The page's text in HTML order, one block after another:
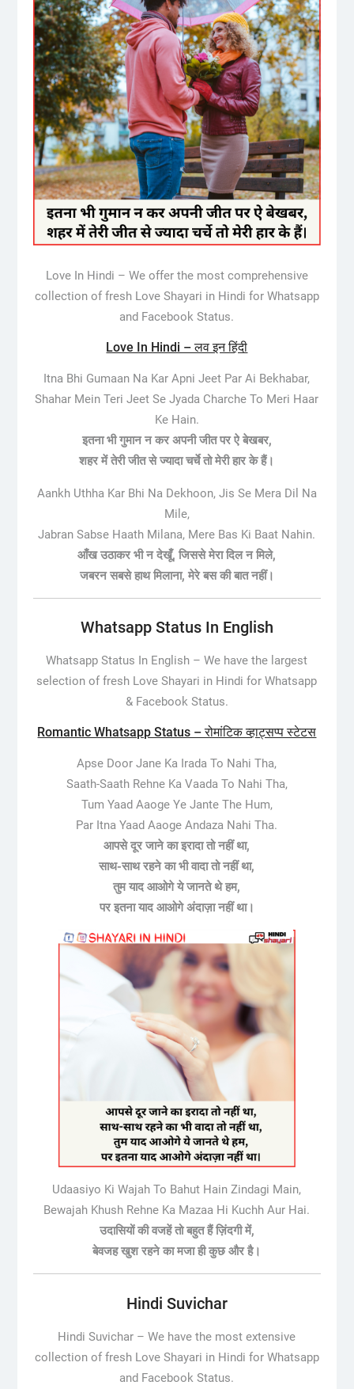
Love In Hindi – We offer the most comprehensive
collection of fresh Love Shayari in Hindi for Whatsapp
and Facebook Status.
Love In Hindi – लव इन हिंदी
Itna Bhi Gumaan Na Kar Apni Jeet Par Ai Bekhabar,
Shahar Mein Teri Jeet Se Jyada Charche To Meri Haar
Ke Hain.
इतना भी गुमान न कर अपनी जीत पर ऐ बेखबर,
शहर में तेरी जीत से ज्यादा चर्चे तो मेरी हार के हैं।
Aankh Uthha Kar Bhi Na Dekhoon, Jis Se Mera Dil Na
Mile,
Jabran Sabse Haath Milana, Mere Bas Ki Baat Nahin.
आँख उठाकर भी न देखूँ, जिससे मेरा दिल न मिले,
जबरन सबसे हाथ मिलाना, मेरे बस की बात नहीं।
Whatsapp Status In English
Whatsapp Status In English –We have the largest
selection of fresh Love Shayari in Hindi for Whatsapp
& Facebook Status.
Romantic Whatsapp Status – रोमांटिक व्हाट्सप्प स्टेटस
Apse Door Jane Ka Irada To Nahi Tha,
Saath-Saath Rehne Ka Vaada To Nahi Tha,
Tum Yaad Aaoge Ye Jante The Hum,
Par Itna Yaad Aaoge Andaza Nahi Tha.
आपसे दूर जाने का इरादा तो नहीं था,
साथ-साथ रहने का भी वादा तो नहीं था,
तुम याद आओगे ये जानते थे हम,
पर इतना याद आओगे अंदाज़ा नहीं था।
Udaasiyo Ki Wajah To Bahut Hain Zindagi Main,
Bewajah Khush Rehne Ka Mazaa Hi Kuchh Aur Hai.
उदासियों की वजहें तो बहुत हैं ज़िंदगी में,
बेवजह खुश रहने का मजा ही कुछ और है।
Hindi Suvichar
Hindi Suvichar –We have the most extensive
collection of fresh Love Shayari in Hindi for Whatsapp
and Facebook Status.